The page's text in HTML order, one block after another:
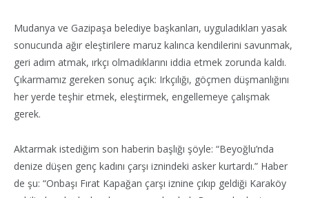
Mudanya ve Gazipaşa belediye başkanları, uyguladıkları yasak
sonucunda ağır eleştirilere maruz kalınca kendilerini savunmak,
geri adım atmak, ırkçı olmadıklarını iddia etmek zorunda kaldı.
Çıkarmamız gereken sonuç açık: Irkçılığı, göçmen düşmanlığını
her yerde teşhir etmek, eleştirmek, engellemeye çalışmak
gerek.
Aktarmak istediğim son haberin başlığı şöyle: “Beyoğlu’nda
denize düşen genç kadını çarşı iznindeki asker kurtardı.” Haber
de şu: “Onbaşı Fırat Kapağan çarşı iznine çıkıp geldiği Karaköy